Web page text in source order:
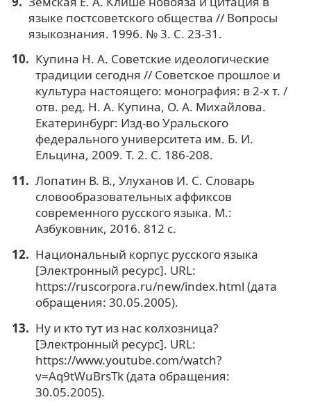
языке постсоветского общества // Вопросы
языкознания. 1996. № 3. С. 23-31.
Купина Н. А. Советские идеологические
традиции сегодня // Советское прошлое и
культура настоящего: монография: в 2-х т. /
отв. ред. Н. А. Купина, О. А. Михайлова.
Екатеринбург: Изд-во Уральского
федерального университета им. Б. И.
Ельцина, 2009. Т. 2. С. 186-208.
Лопатин В. В., Улуханов И. С. Словарь
словообразовательных аффиксов
современного русского языка. М.:
Азбуковник, 2016. 812 с.
Национальный корпус русского языка
[Электронный ресурс]. URL:
https://ruscorpora.ru/new/index.html (дата
обращения: 30.05.2005).
Ну и кто тут из нас колхозница?
[Электронный ресурс]. URL:
https://www.youtube.com/watch?
v=Aq9tWuBrsTk (дата обращения:
30.05.2005).